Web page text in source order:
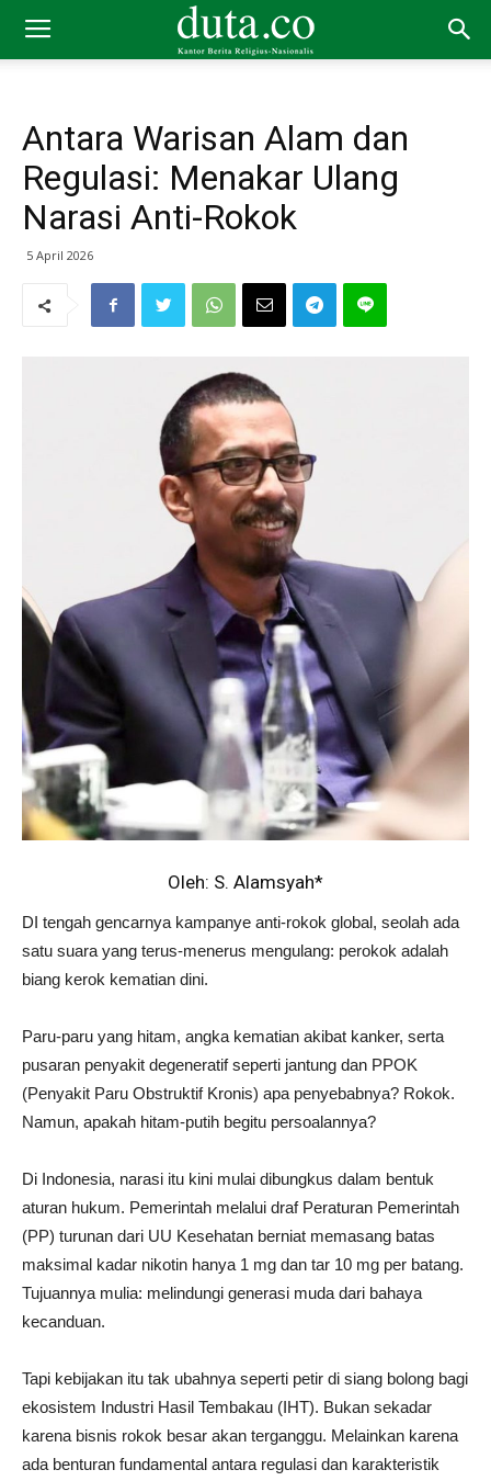
Antara Warisan Alam dan
Regulasi: Menakar Ulang
Narasi Anti-Rokok
5 April 2026
Oleh: S. Alamsyah*
DI tengah gencarnya kampanye anti-rokok global, seolah ada
satu suara yang terus-menerus mengulang: perokok adalah
biang kerok kematian dini.
Paru-paru yang hitam, angka kematian akibat kanker, serta
pusaran penyakit degeneratif seperti jantung dan PPOK
(Penyakit Paru Obstruktif Kronis) apa penyebabnya? Rokok.
Namun, apakah hitam-putih begitu persoalannya?
Di Indonesia, narasi itu kini mulai dibungkus dalam bentuk
aturan hukum. Pemerintah melalui draf Peraturan Pemerintah
(PP) turunan dari UU Kesehatan berniat memasang batas
maksimal kadar nikotin hanya 1 mg dan tar 10 mg per batang.
Tujuannya mulia: melindungi generasi muda dari bahaya
kecanduan.
Tapi kebijakan itu tak ubahnya seperti petir di siang bolong bagi
ekosistem Industri Hasil Tembakau (IHT). Bukan sekadar
karena bisnis rokok besar akan terganggu. Melainkan karena
ada benturan fundamental antara regulasi dan karakteristik